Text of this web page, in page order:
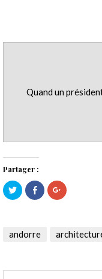
Quand un
Partager :
Cliquez
pour
partager
une
nouvelle
Cliquez
pour
partager
une
nouvelle
Cliquez
pour
dans
une
andorre